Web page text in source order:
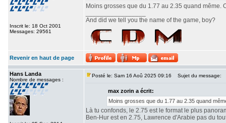
Inscrit le: 18 Oct 2001
Messages: 29561
Moins grosses que du 1.77 au 2.35 quand même.
And did we tell you the name of the game, boy?
Revenir en haut de page
Hans Landa
Nombre de messages :
Posté le: Sam 16 Aoû 2025 09:16 Sujet du message:
max zorin a écrit:
Moins grosses que du 1.77 au 2.35 quand
Là tu confonds, le 2.75 est le format le plus
Ben-Hur est en 2.75, Lawrence d'Arabie pas du